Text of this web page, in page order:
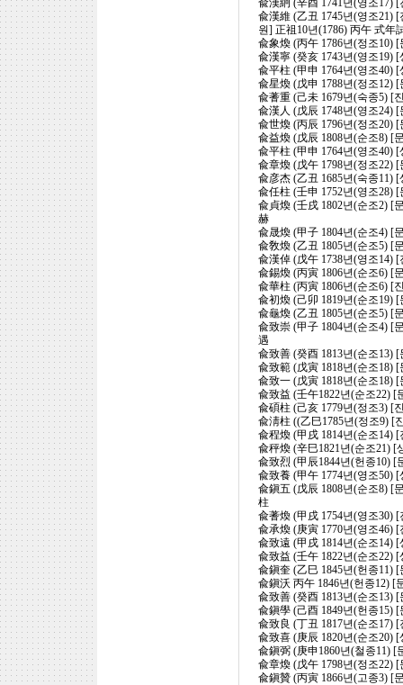
兪漢絅 (辛酉 1741년(영조17)
兪漢維 (乙丑 1745년(영조21)
원] 正祖10년(1786) 丙午 式年
兪象煥 (丙午 1786년(정조10)
兪漢寧 (癸亥 1743년(영조19)
兪平柱 (甲申 1764년(영조40)
兪星煥 (戊申 1788년(정조12)
兪蓍重 (己未 1679년(숙종5) [
兪漢人 (戊辰 1748년(영조24)
兪世煥 (丙辰 1796년(정조20)
兪益煥 (戊辰 1808년(순조8) [
兪平柱 (甲申 1764년(영조40)
兪章煥 (戊午 1798년(정조22)
兪彦杰 (乙丑 1685년(숙종11)
兪任柱 (壬申 1752년(영조28)
兪貞煥 (壬戌 1802년(순조2) [
赫
兪晟煥 (甲子 1804년(순조4) [
兪敎煥 (乙丑 1805년(순조5) [
兪漢倬 (戊午 1738년(영조14)
兪錫煥 (丙寅 1806년(순조6) [
兪華柱 (丙寅 1806년(순조6) [
兪初煥 (己卯 1819년(순조19)
兪龜煥 (乙丑 1805년(순조5) [
兪致崇 (甲子 1804년(순조4) [
遇
兪致善 (癸酉 1813년(순조13)
兪致範 (戊寅 1818년(순조18)
兪致一 (戊寅 1818년(순조18)
兪致益 (壬午1822년(순조22) [
兪碩柱 (己亥 1779년(정조3) [
兪淸柱 ((乙巳1785년(정조9) [
兪程煥 (甲戌 1814년(순조14)
兪秤煥 (辛巳1821년(순조21) [
兪致烈 (甲辰1844년(헌종10) [
兪致養 (甲午 1774년(영조50)
兪鎭五 (戊辰 1808년(순조8) [
柱
兪蓍煥 (甲戌 1754년(영조30)
兪承煥 (庚寅 1770년(영조46)
兪致遠 (甲戌 1814년(순조14)
兪致益 (壬午 1822년(순조22)
兪鎭奎 (乙巳 1845년(헌종11)
兪鎭沃 丙午 1846년(헌종12) [
兪致善 (癸酉 1813년(순조13)
兪鎭學 (己酉 1849년(헌종15)
兪致良 (丁丑 1817년(순조17)
兪致喜 (庚辰 1820년(순조20)
兪鎭弼 (庚申1860년(철종11) [
兪章煥 (戊午 1798년(정조22)
兪鎭贊 (丙寅 1866년(고종3) [